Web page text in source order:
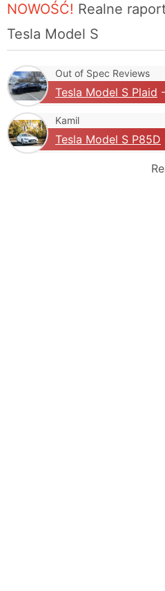
NOWOŚĆ! Realne
Tesla Model S
Out of Spec Reviews
Tesla Model S Plaid
Kamil
Tesla Model S P85D